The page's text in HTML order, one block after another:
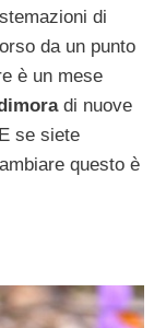
di
da un punto
è un mese
di nuove
se siete
questo è